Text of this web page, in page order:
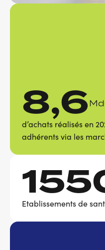
8,6
d’achats réalisés en
adhérents via les
Etablissements de